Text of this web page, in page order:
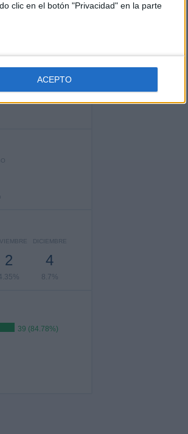
clic en el botón "Privacidad" en la parte
ACEPTO
2
DICIEMBRE
4
8.7%
39 (84.78%)